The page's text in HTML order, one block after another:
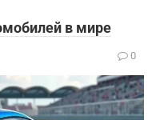
в мире
0